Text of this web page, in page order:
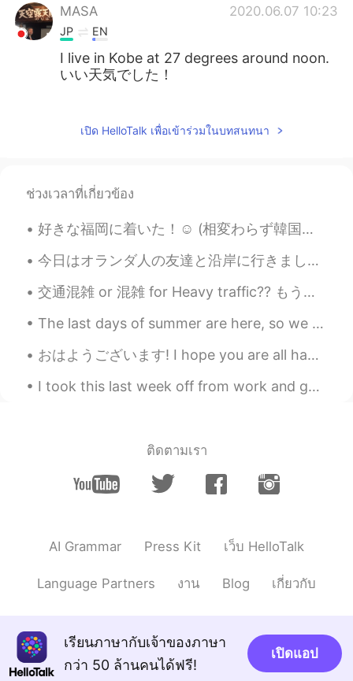
MASA 2020.06.07 10:23
JP EN
I live in Kobe at 27 degrees around noon.
いい天気でした！
EN
Mariola
EN JP
JP EN
Wow your clothes are brilliant😍I like that
เปิด HelloTalk เพื่อเข้าร่วมในบทสนทนา
ช่วงเวลาที่เกี่ยวข้อง
好きな福岡に着いた！☺ (相変わらず韓国人が多かった 笑笑) 今回初めて、日本が大好きなのに日本へ戻りたくなかった！😔 理由わからない 😱 考えたら、色々あると思うけどどっちのせいかわからない...
今日はオランダ人の友達と沿岸に行きました。大好きな三陸復興国立公園にあるあまり知られていないなところです。僕は3回目でしたが、何回も行きたいところです。今度もっと早く出てさらに遠くまで海の隣りに...
交通混雑 or 混雑 for Heavy traffic?? もう食べる時間がない 。Hope I could still make it on time。Still feeling unwe...
The last days of summer are here, so we should all enjoy them☀️ 这是一个充满艺术雕塑的空场 I went to a beaut...
おはようございます! I hope you are all having a great week so far 😀. I got some Bubble Tea today! Coconut ...
I took this last week off from work and got some much needed nature therapy ☺️🌲🍁 It started with...
ติดตามเรา
AI Grammar Press Kit เว็บ HelloTalk
Language Partners งาน Blog เกี่ยวกับ
เรียนภาษากับเจ้าของภาษา
กว่า 50 ล้านคนได้ฟรี!
เปิดแอป